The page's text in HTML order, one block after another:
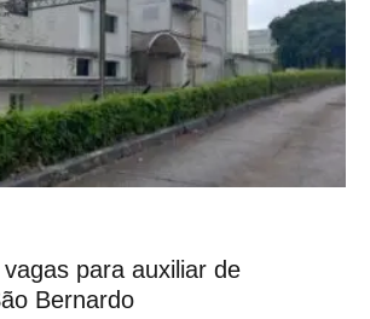
para auxiliar de
Bernardo